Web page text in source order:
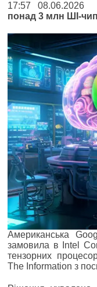
17:57 08.06.2026
понад 3 млн ШІ-
Американська
замовила в Intel
тензорних
The Information з